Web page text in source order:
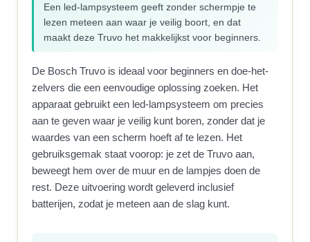
Een led-lampsysteem geeft zonder schermpje te
lezen meteen aan waar je veilig boort, en dat
maakt deze Truvo het makkelijkst voor beginners.
De Bosch Truvo is ideaal voor beginners en doe-het-
zelvers die een eenvoudige oplossing zoeken. Het
apparaat gebruikt een led-lampsysteem om precies
aan te geven waar je veilig kunt boren, zonder dat je
waardes van een scherm hoeft af te lezen. Het
gebruiksgemak staat voorop: je zet de Truvo aan,
beweegt hem over de muur en de lampjes doen de
rest. Deze uitvoering wordt geleverd inclusief
batterijen, zodat je meteen aan de slag kunt.